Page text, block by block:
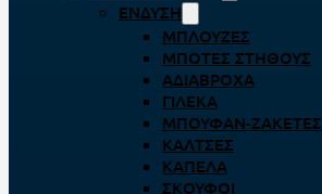
ΈΝΔΥΣΗ
ΜΠΛΟΎΖΕΣ
ΜΠΌΤΕΣ ΣΤΉΘΟΥΣ
ΑΔΙΆΒΡΟΧΑ
ΓΙΛΈΚΑ
ΜΠΟΥΦΆΝ-ΖΑΚΈΤΕΣ
ΚΆΛΤΣΕΣ
ΚΑΠΈΛΑ
ΣΚΟΎΦΟΙ